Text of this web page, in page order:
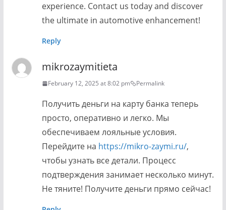
experience. Contact us today and discover
the ultimate in automotive enhancement!
Reply
mikrozaymitieta
February 12, 2025 at 8:02 pm Permalink
Получить деньги на карту банка теперь
просто, оперативно и легко. Мы
обеспечиваем лояльные условия.
Перейдите на https://mikro-zaymi.ru/,
чтобы узнать все детали. Процесс
подтверждения занимает несколько минут.
Не тяните! Получите деньги прямо сейчас!